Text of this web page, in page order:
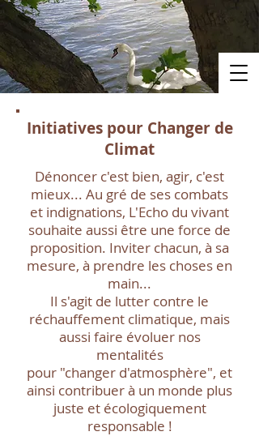
Initiatives pour Changer de
Climat
Dénoncer c'est bien, agir, c'est
mieux... Au gré de ses combats
et indignations, L'Echo du vivant
souhaite aussi être une force de
proposition. Inviter chacun, à sa
mesure, à prendre les choses en
main...
Il s'agit de lutter contre le
réchauffement climatique, mais
aussi faire évoluer nos
mentalités
pour "changer d'atmosphère", et
ainsi contribuer à un monde plus
juste et écologiquement
responsable !